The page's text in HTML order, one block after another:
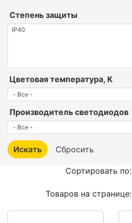
Степень защиты
Цветовая температура, К
Производитель светодиодов
Сортировать по:
Товаров на странице: